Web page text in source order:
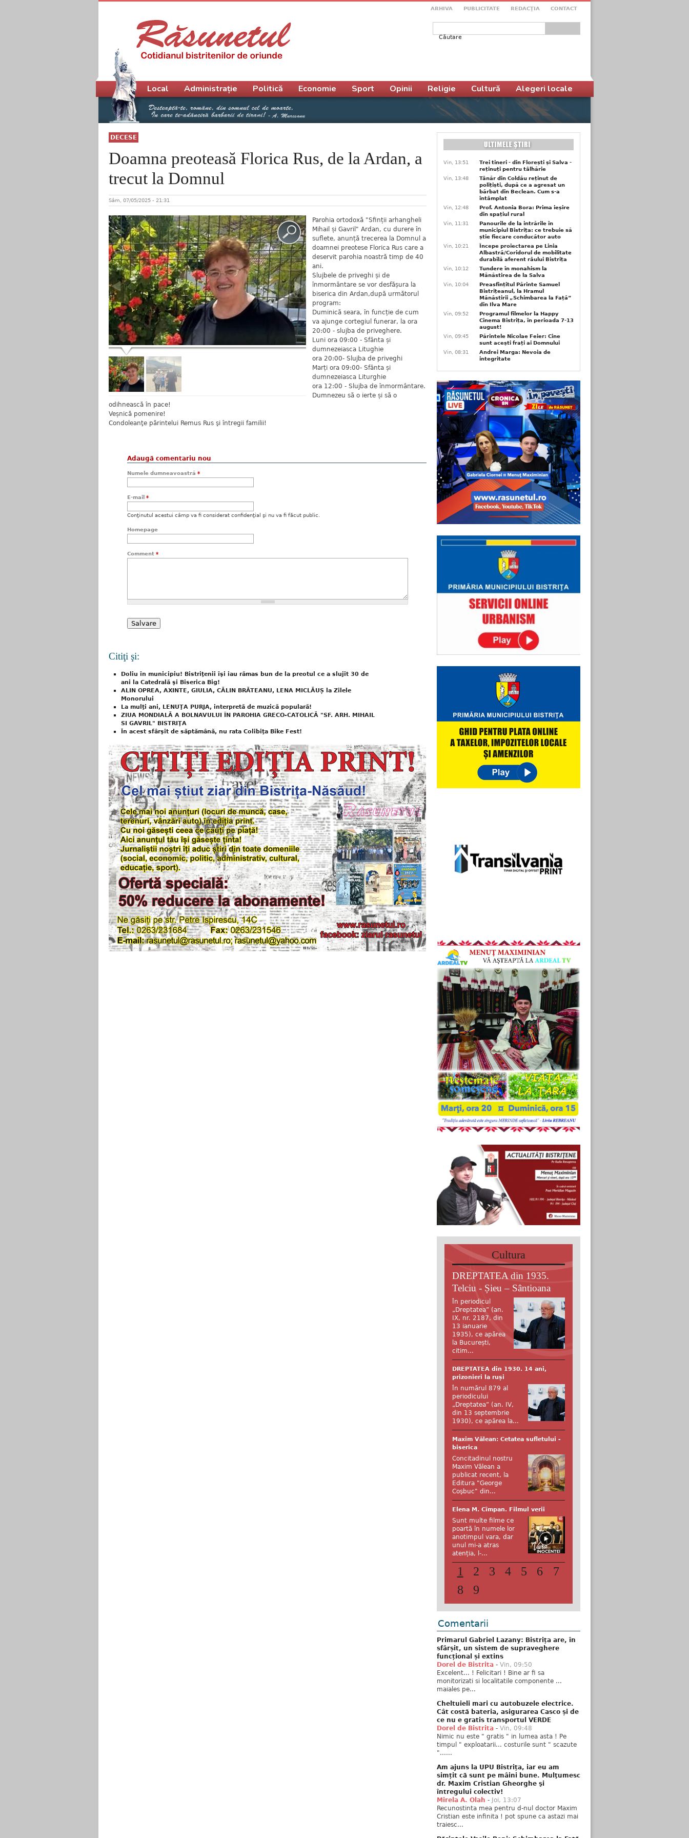
ARHIVA PUBLICITATE REDACŢIA CONTACT
Formular de căutare
DECESE
Doamna preoteasă Florica Rus, de la Ardan, a
trecut la Domnul
Sâm, 07/05/2025 - 21:31
Parohia ortodoxă "Sfinții arhangheli
Mihail și Gavril" Ardan, cu durere în
suflete, anunță trecerea la Domnul a
doamnei preotese Florica Rus care a
deservit parohia noastră timp de 40
ani.
Slujbele de priveghi și de
înmormântare se vor desfășura la
biserica din Ardan,după următorul
program:
Duminică seara, în funcție de cum
va ajunge cortegiul funerar, la ora
20:00 - slujba de priveghere.
Luni ora 09:00 - Sfânta și
dumnezeiasca Litughie
ora 20:00- Slujba de priveghi
Marți ora 09:00- Sfânta și
dumnezeiasca Liturghie
ora 12:00 - Slujba de înmormântare.
Dumnezeu să o ierte și să o
odihnească în pace!
Veșnică pomenire!
Condoleanţe părintelui Remus Rus şi întregii familii!
Adaugă comentariu nou
Numele dumneavoastră *
E-mail *
Conţinutul acestui câmp va fi considerat confidenţial şi nu va fi făcut public.
Homepage
Comment *
Citiţi şi:
Doliu în municipiu! Bistriţenii îşi iau rămas bun de la preotul ce a slujit 30 de
ani la Catedrală şi Biserica Big!
ALIN OPREA, AXINTE, GIULIA, CĂLIN BRĂTEANU, LENA MICLĂUȘ la Zilele
Monorului
La mulţi ani, LENUŢA PURJA, interpretă de muzică populară!
ZIUA MONDIALĂ A BOLNAVULUI ÎN PAROHIA GRECO-CATOLICĂ "SF. ARH. MIHAIL
SI GAVRIL" BISTRIŢA
În acest sfârşit de săptămână, nu rata Colibiţa Bike Fest!
Meniu principal
Local Administrație Politică Economie Sport Opinii Religie Cultură Alegeri locale
Vin, 13:51
Trei tineri - din Florești și Salva -
reținuți pentru tâlhărie
Vin, 13:48
Tânăr din Coldău reținut de
polițiști, după ce a agresat un
bărbat din Beclean. Cum s-a
întâmplat
Vin, 12:48
Prof. Antonia Bora: Prima ieșire
din spațiul rural
Vin, 11:31
Panourile de la intrările în
municipiul Bistrița: ce trebuie să
știe fiecare conducător auto
Vin, 10:21
Începe proiectarea pe Linia
Albastră/Coridorul de mobilitate
durabilă aferent râului Bistrița
Vin, 10:12
Tundere în monahism la
Mănăstirea de la Salva
Vin, 10:04
Preasfințitul Părinte Samuel
Bistrițeanul, la Hramul
Mănăstirii „Schimbarea la Față”
din Ilva Mare
Vin, 09:52
Programul filmelor la Happy
Cinema Bistrița, în perioada 7-13
august!
Vin, 09:45
Părintele Nicolae Feier: Cine
sunt acești frați ai Domnului
Vin, 08:31
Andrei Marga: Nevoia de
integritate
Cultura
DREPTATEA din 1935.
Telciu - Șieu – Sântioana
În periodicul
„Dreptatea” (an.
IX, nr. 2187, din
13 ianuarie
1935), ce apărea
la București,
citim...
DREPTATEA din 1930. 14 ani,
prizonieri la ruși
În numărul 879 al
periodicului
„Dreptatea” (an. IV,
din 13 septembrie
1930), ce apărea la...
Maxim Vălean: Cetatea sufletului -
biserica
Concitadinul nostru
Maxim Vălean a
publicat recent, la
Editura "George
Coşbuc" din...
Elena M. Cîmpan. Filmul verii
Sunt multe filme ce
poartă în numele lor
anotimpul vara, dar
unul mi-a atras
atenția, l-...
1 2 3 4 5 6
7
8
9
Comentarii
Primarul Gabriel Lazany: Bistrița are, în
sfârșit, un sistem de supraveghere
funcțional și extins
Dorel de Bistrita - Vin, 09:50
Excelent... ! Felicitari ! Bine ar fi sa
monitorizati si localitatile componente ...
maiales pe...
Cheltuieli mari cu autobuzele electrice.
Cât costă bateria, asigurarea Casco și de
ce nu e gratis transportul VERDE
Dorel de Bistrita - Vin, 09:48
Nimic nu este " gratis " in lumea asta ! Pe
timpul " exploatarii... costurile sunt " scazute
"......
Am ajuns la UPU Bistrița, iar eu am
simțit că sunt pe mâini bune. Mulţumesc
dr. Maxim Cristian Gheorghe şi
întregului colectiv!
Mirela A. Olah - Joi, 13:07
Recunostinta mea pentru d-nul doctor Maxim
Cristian este infinita ! pot spune ca astazi mai
traiesc...